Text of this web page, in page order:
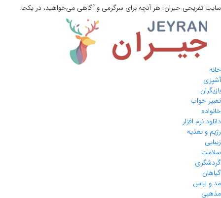
سایت تفریحی جیران: هر آنچه برای سرگرمی و آگاهی می‌خواهید، در یکجا.
خانه
آشپزی
بازیگران
تعبیر خواب
خانواده
دانلود نرم افزار
رژیم و تغذیه
زیبایی
سلامت
گردشگری
گیاهان
مد و لباس
مذهبی